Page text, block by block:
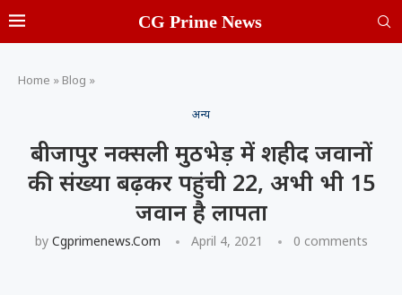
CG Prime News
Home » Blog »
अन्य
बीजापुर नक्सली मुठभेड़ में शहीद जवानों
की संख्या बढ़कर पहुंची 22, अभी भी 15
जवान है लापता
by Cgprimenews.com April 4, 2021 0 comments